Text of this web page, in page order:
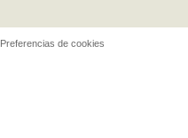
Preferencias de cookies